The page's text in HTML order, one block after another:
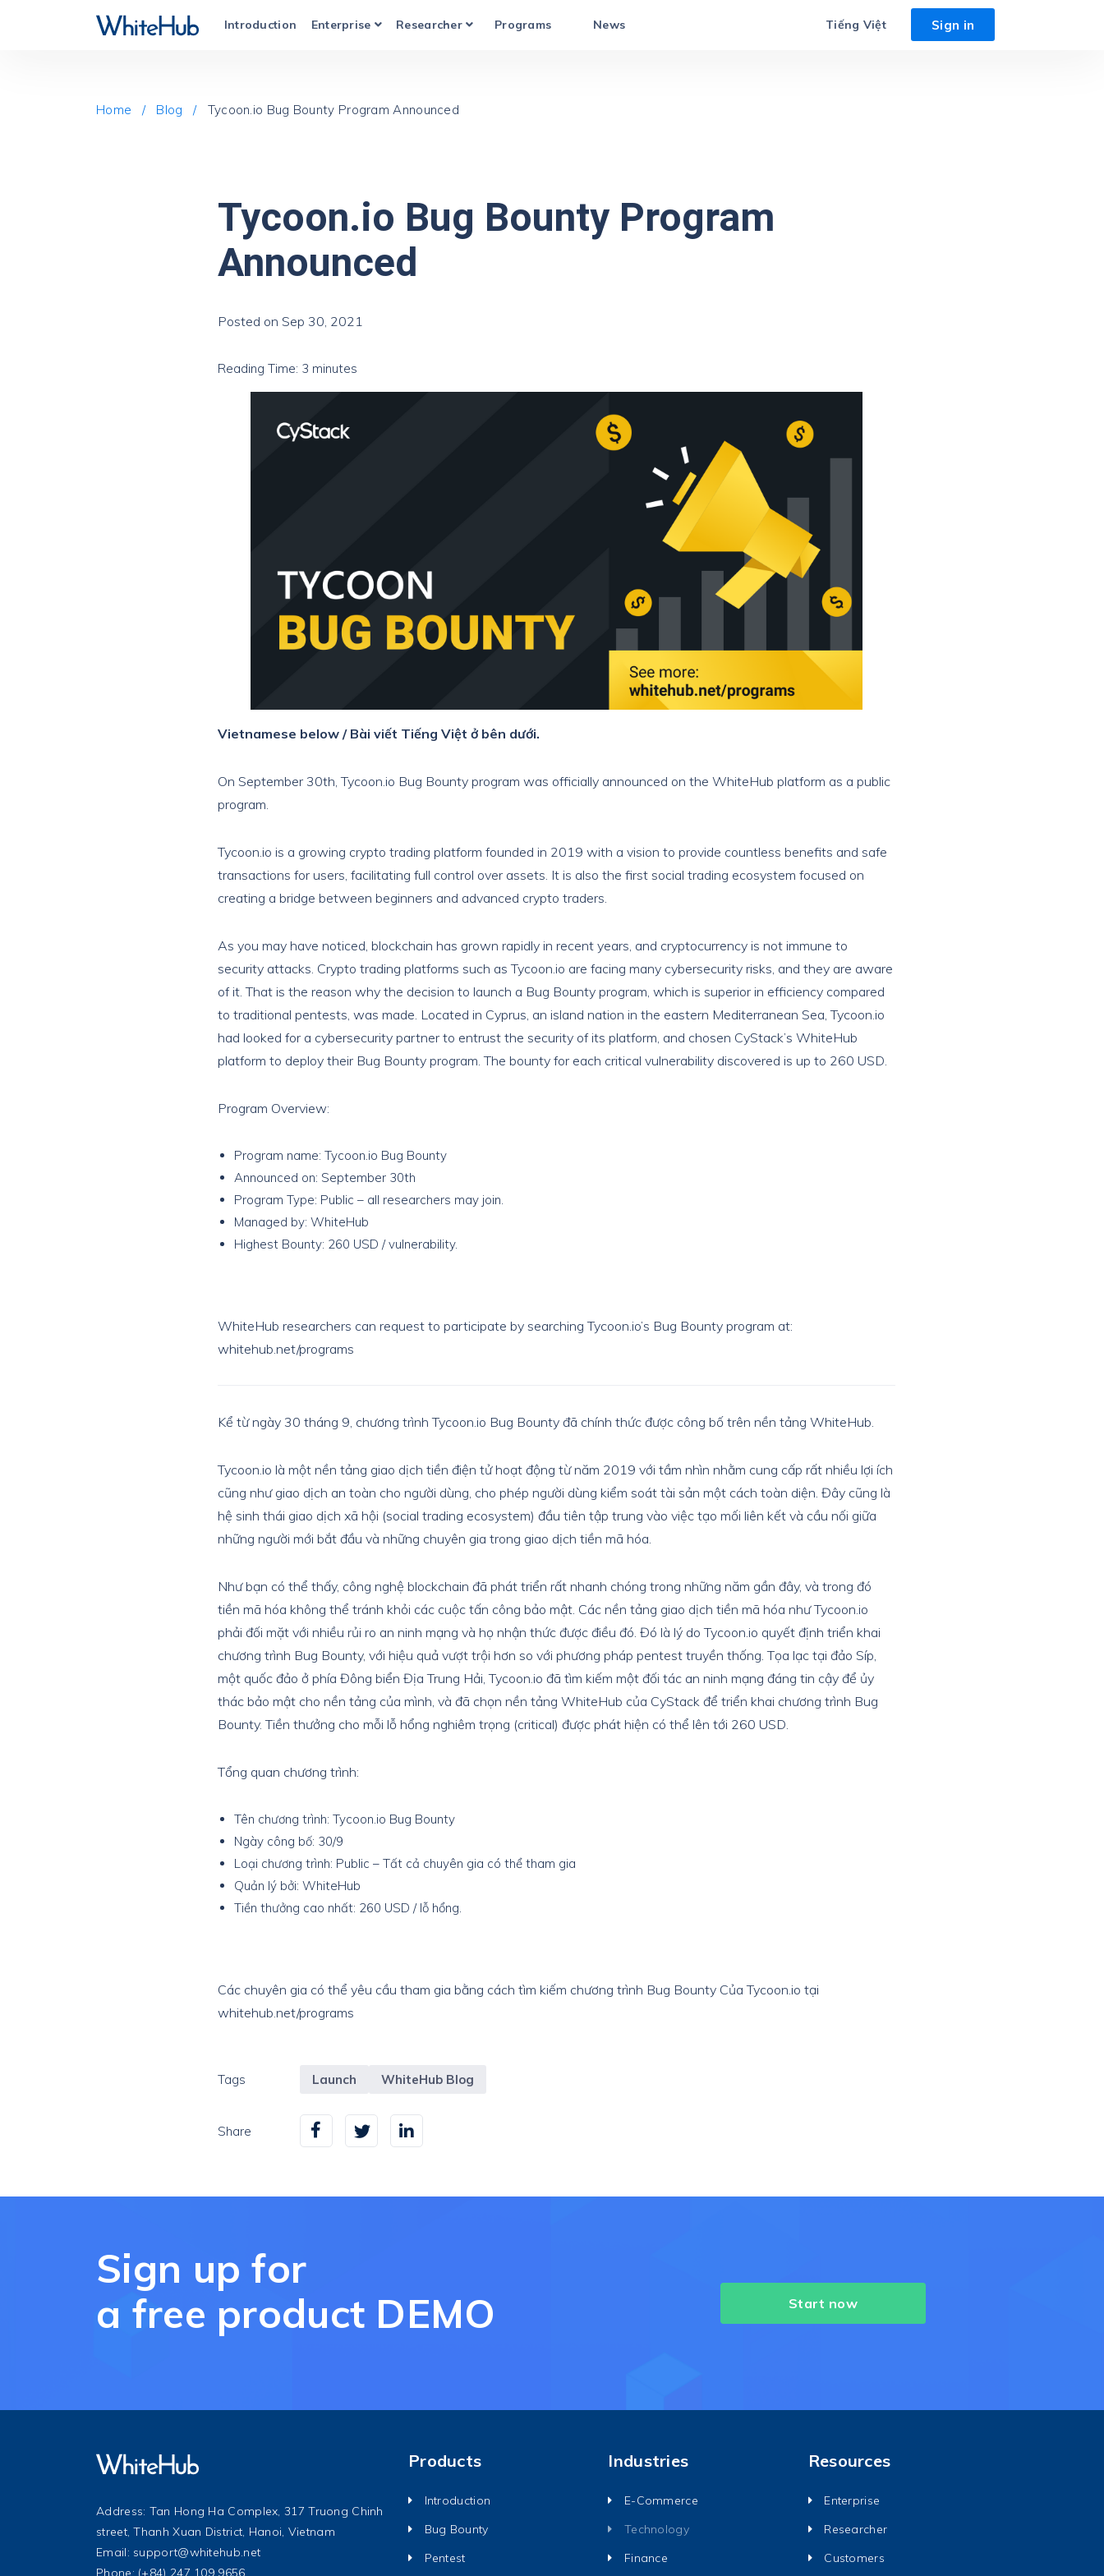
Tiếng Việt Sign in
Introduction Enterprise Researcher Programs News
Home / Blog / Tycoon.io Bug Bounty Program Announced
Tycoon.io Bug Bounty Program
Announced
Posted on Sep 30, 2021
Reading Time: 3 minutes
Vietnamese below / Bài viết Tiếng Việt ở bên dưới.
On September 30th, Tycoon.io Bug Bounty program was officially announced on the WhiteHub platform as a public
program.
Tycoon.io is a growing crypto trading platform founded in 2019 with a vision to provide countless benefits and safe
transactions for users, facilitating full control over assets. It is also the first social trading ecosystem focused on
creating a bridge between beginners and advanced crypto traders.
As you may have noticed, blockchain has grown rapidly in recent years, and cryptocurrency is not immune to
security attacks. Crypto trading platforms such as Tycoon.io are facing many cybersecurity risks, and they are aware
of it. That is the reason why the decision to launch a Bug Bounty program, which is superior in efficiency compared
to traditional pentests, was made. Located in Cyprus, an island nation in the eastern Mediterranean Sea, Tycoon.io
had looked for a cybersecurity partner to entrust the security of its platform, and chosen CyStack’s WhiteHub
platform to deploy their Bug Bounty program. The bounty for each critical vulnerability discovered is up to 260 USD.
Program Overview:
Program name: Tycoon.io Bug Bounty
Announced on: September 30th
Program Type: Public – all researchers may join.
Managed by: WhiteHub
Highest Bounty: 260 USD / vulnerability.
WhiteHub researchers can request to participate by searching Tycoon.io’s Bug Bounty program at:
whitehub.net/programs
Kể từ ngày 30 tháng 9, chương trình Tycoon.io Bug Bounty đã chính thức được công bố trên nền tảng WhiteHub.
Tycoon.io là một nền tảng giao dịch tiền điện tử hoạt động từ năm 2019 với tầm nhìn nhằm cung cấp rất nhiều lợi ích
cũng như giao dịch an toàn cho người dùng, cho phép người dùng kiểm soát tài sản một cách toàn diện. Đây cũng là
hệ sinh thái giao dịch xã hội (social trading ecosystem) đầu tiên tập trung vào việc tạo mối liên kết và cầu nối giữa
những người mới bắt đầu và những chuyên gia trong giao dịch tiền mã hóa.
Như bạn có thể thấy, công nghệ blockchain đã phát triển rất nhanh chóng trong những năm gần đây, và trong đó
tiền mã hóa không thể tránh khỏi các cuộc tấn công bảo mật. Các nền tảng giao dịch tiền mã hóa như Tycoon.io
phải đối mặt với nhiều rủi ro an ninh mạng và họ nhận thức được điều đó. Đó là lý do Tycoon.io quyết định triển khai
chương trình Bug Bounty, với hiệu quả vượt trội hơn so với phương pháp pentest truyền thống. Tọa lạc tại đảo Síp,
một quốc đảo ở phía Đông biển Địa Trung Hải, Tycoon.io đã tìm kiếm một đối tác an ninh mạng đáng tin cậy để ủy
thác bảo mật cho nền tảng của mình, và đã chọn nền tảng WhiteHub của CyStack để triển khai chương trình Bug
Bounty. Tiền thưởng cho mỗi lỗ hổng nghiêm trọng (critical) được phát hiện có thể lên tới 260 USD.
Tổng quan chương trình:
Tên chương trình: Tycoon.io Bug Bounty
Ngày công bố: 30/9
Loại chương trình: Public – Tất cả chuyên gia có thể tham gia
Quản lý bởi: WhiteHub
Tiền thưởng cao nhất: 260 USD / lỗ hổng.
Các chuyên gia có thể yêu cầu tham gia bằng cách tìm kiếm chương trình Bug Bounty Của Tycoon.io tại
whitehub.net/programs
Tags Launch WhiteHub Blog
Share
Sign up for
a free product DEMO
Start now
Address: Tan Hong Ha Complex, 317 Truong Chinh
street, Thanh Xuan District, Hanoi, Vietnam
Email: support@whitehub.net
Phone: (+84) 247 109 9656
Products
Introduction
Bug Bounty
Pentest
Industries
E-Commerce
Technology
Finance
Resources
Enterprise
Researcher
Customers